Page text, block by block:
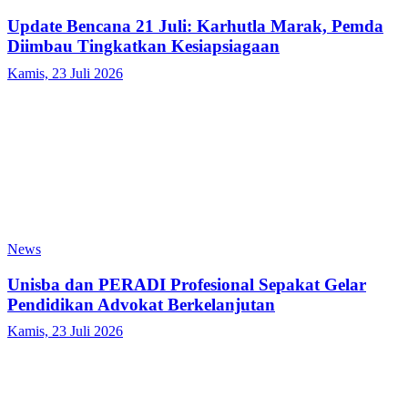
Update Bencana 21 Juli: Karhutla Marak, Pemda
Diimbau Tingkatkan Kesiapsiagaan
Kamis, 23 Juli 2026
News
Unisba dan PERADI Profesional Sepakat Gelar
Pendidikan Advokat Berkelanjutan
Kamis, 23 Juli 2026